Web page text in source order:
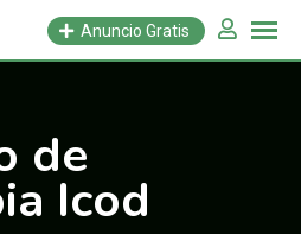
Anuncio Gratis
de
Icod